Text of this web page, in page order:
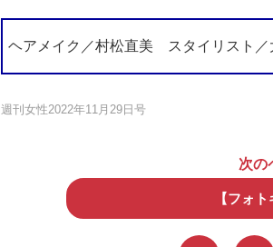
ヘアメイク／村松直美 スタイリスト／
週刊女性2022年11月29日号
次の
【フォ